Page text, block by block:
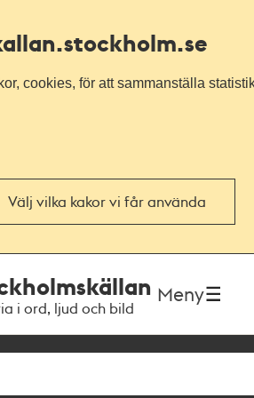
.stockholm.se
cookies, för att sammanställa
Välj vilka kakor vi får använda
i ord, ljud och bild
Meny